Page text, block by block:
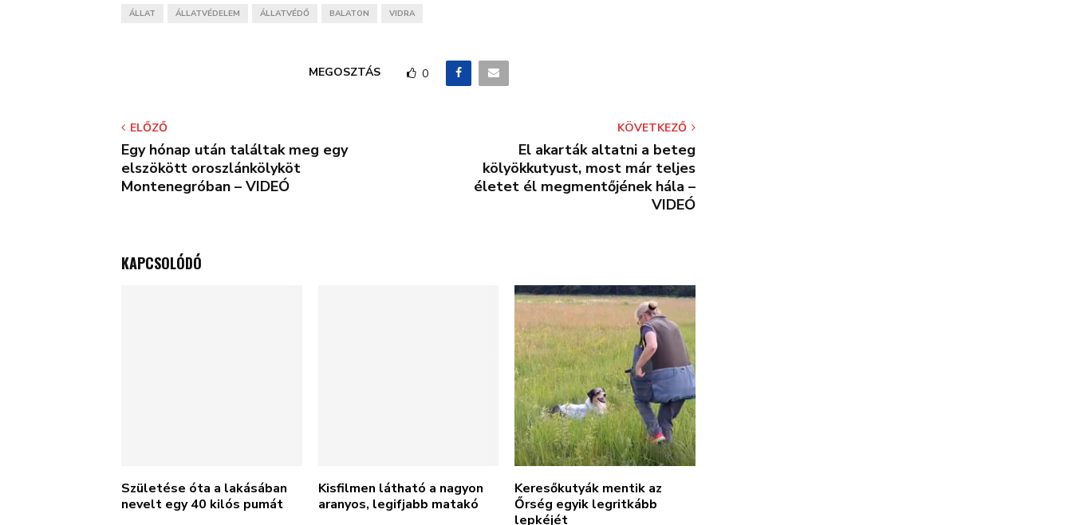
ÁLLAT ÁLLATVÉDELEM ÁLLATVÉDŐ BALATON VIDRA
MEGOSZTÁS 0
ELŐZŐ
Egy hónap után találtak meg egy
elszökött oroszlánkölyköt
Montenegróban – VIDEÓ
KÖVETKEZŐ
El akarták altatni a beteg
kölyökkutyust, most már teljes
életet él megmentőjének hála –
VIDEÓ
KAPCSOLÓDÓ
Születése óta a lakásában
nevelt egy 40 kilós pumát
Kisfilmen látható a nagyon
aranyos, legifjabb matakó
Keresőkutyák mentik az
Őrség egyik legritkább
lepkéjét